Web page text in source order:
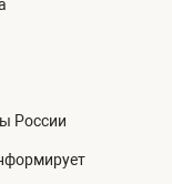
России